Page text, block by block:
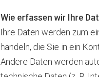
Wie erfassen wir Ihre
Ihre Daten werden zum
handeln, die Sie in ein
Andere Daten werden